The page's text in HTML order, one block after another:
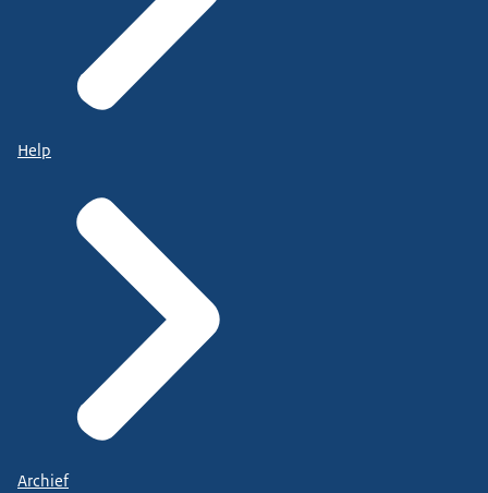
Help
Archief